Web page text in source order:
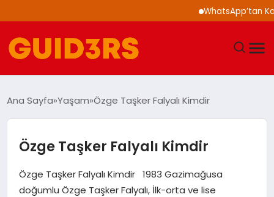
WhatsApp’tan
YAŞAM
TEKNOLOJI
SPOR
Ana Sayfa Yaşam Özge Taşker Falyalı Kimdir
Özge Taşker Falyalı Kimdir
Özge Taşker Falyalı Kimdir 1983 Gazimağusa
doğumlu Özge Taşker Falyalı, İlk-orta ve lise